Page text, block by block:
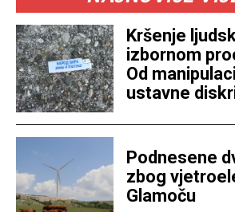
Kršenje
izbornom
Od
ustavne
Podnesene
zbog
Glamoču